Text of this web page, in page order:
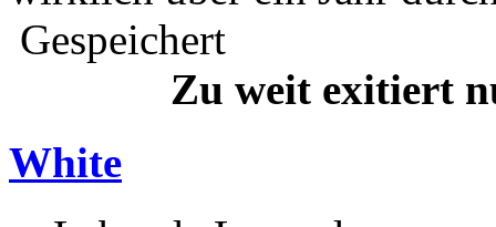
Gespeichert
Zu weit exitiert
White